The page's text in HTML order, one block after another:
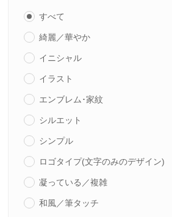
すべて
綺麗／華やか
イニシャル
イラスト
エンブレム･家紋
シルエット
シンプル
ロゴタイプ(文字のみのデザイン)
凝っている／複雑
和風／筆タッチ